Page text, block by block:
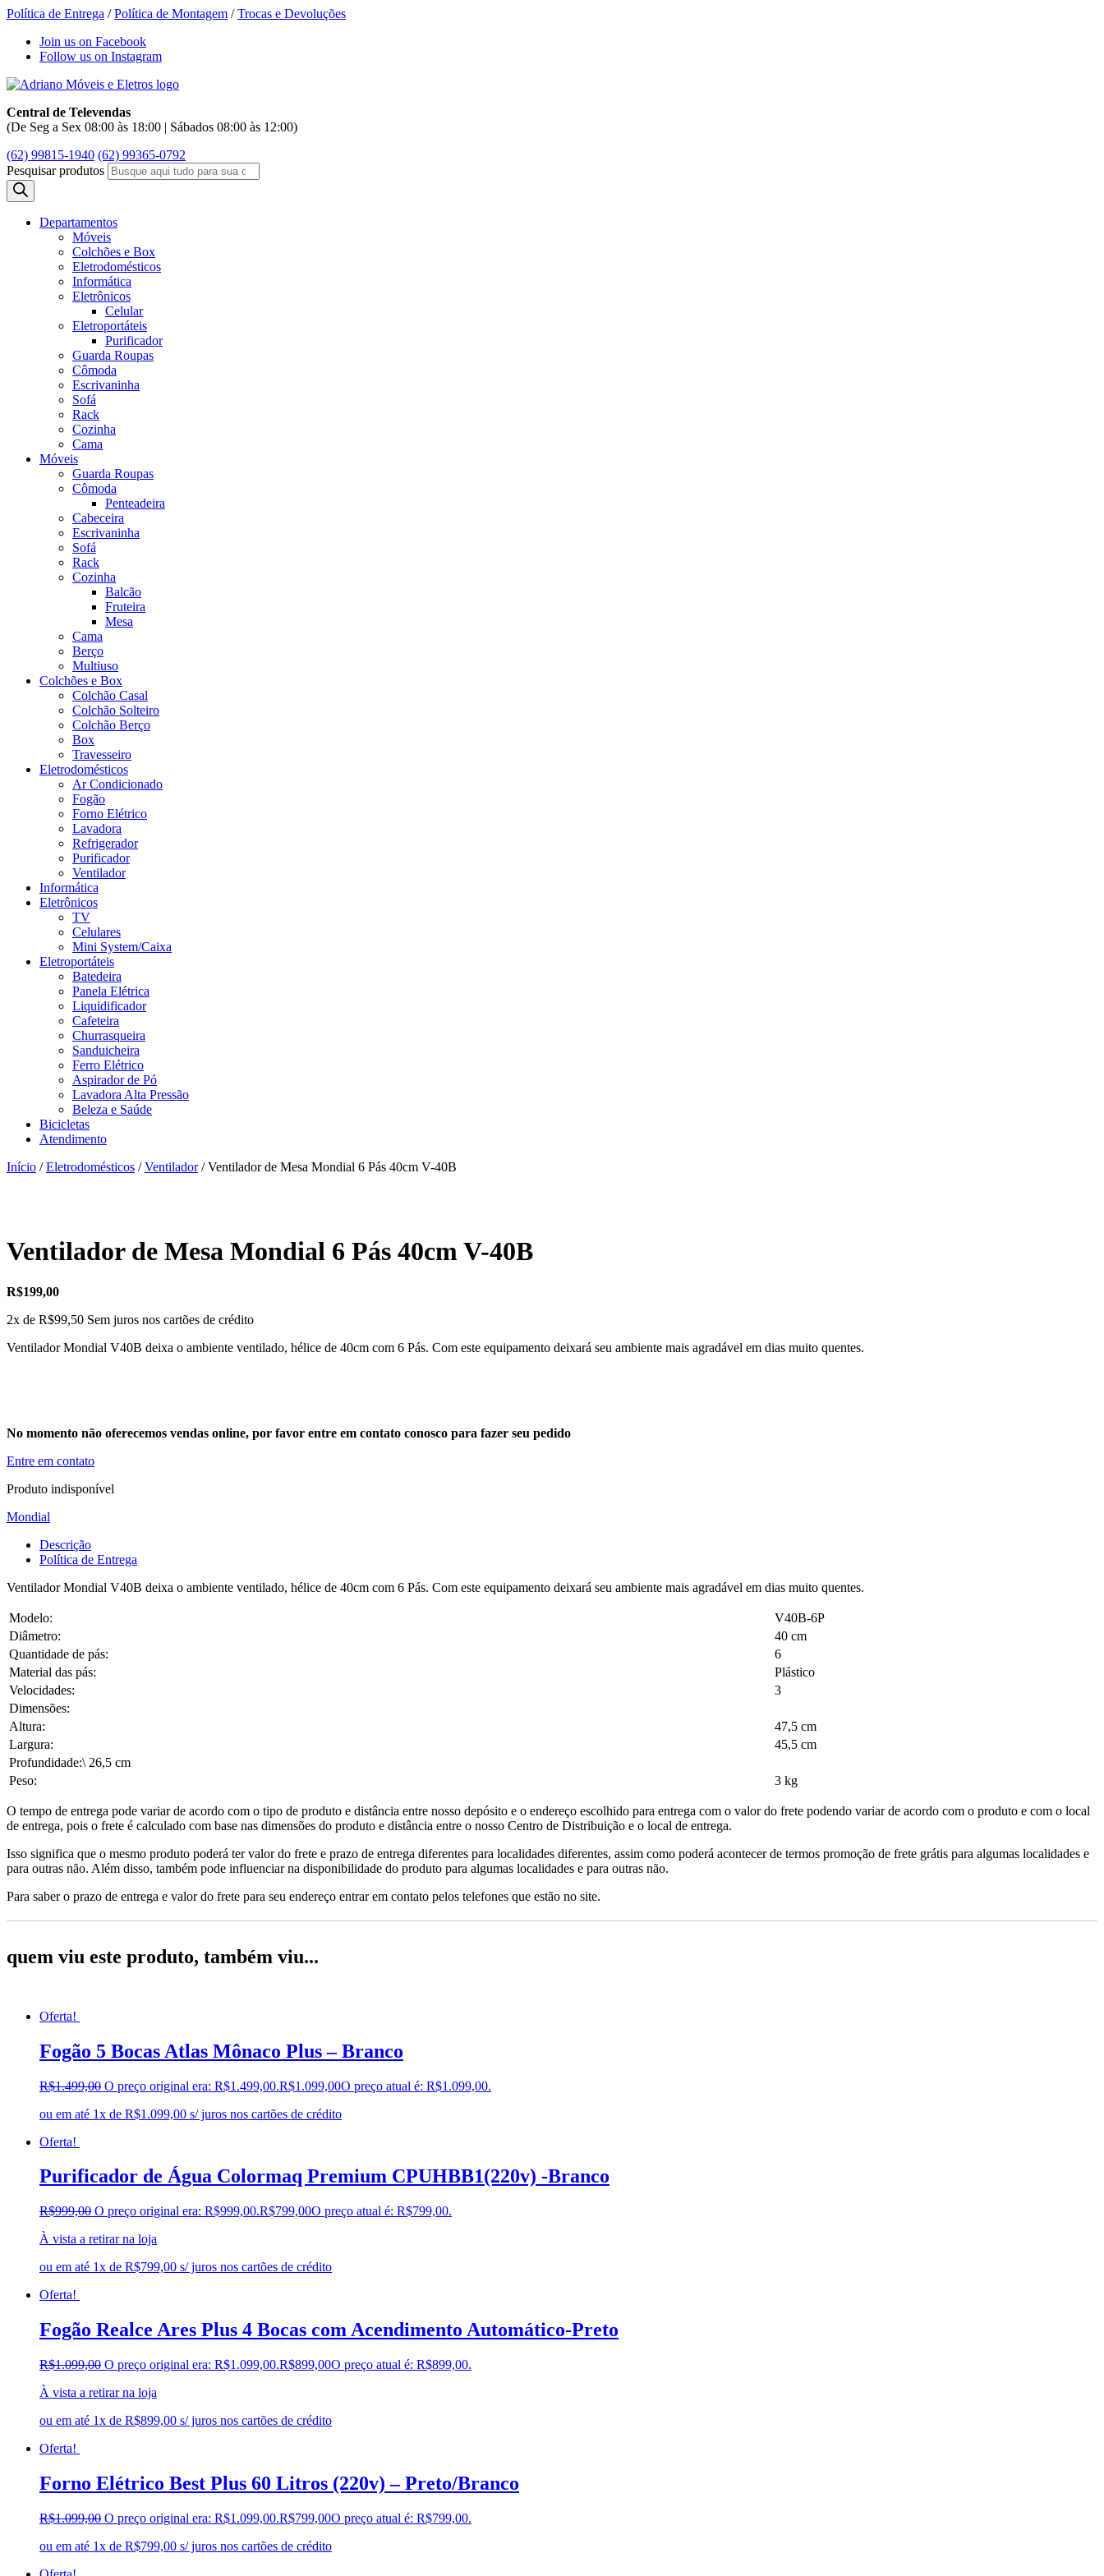
Política de Entrega /Política de Montagem /Trocas e Devoluções
Join us on Facebook
Follow us on Instagram
Central de Televendas
(De Seg a Sex 08:00 às 18:00 | Sábados 08:00 às 12:00)
(62) 99815-1940 (62) 99365-0792
Pesquisar produtos
Departamentos
Móveis
Colchões e Box
Eletrodomésticos
Informática
Eletrônicos
Celular
Eletroportáteis
Purificador
Guarda Roupas
Cômoda
Escrivaninha
Sofá
Rack
Cozinha
Cama
Móveis
Guarda Roupas
Cômoda
Penteadeira
Cabeceira
Escrivaninha
Sofá
Rack
Cozinha
Balcão
Fruteira
Mesa
Cama
Berço
Multiuso
Colchões e Box
Colchão Casal
Colchão Solteiro
Colchão Berço
Box
Travesseiro
Eletrodomésticos
Ar Condicionado
Fogão
Forno Elétrico
Lavadora
Refrigerador
Purificador
Ventilador
Informática
Eletrônicos
TV
Celulares
Mini System/Caixa
Eletroportáteis
Batedeira
Panela Elétrica
Liquidificador
Cafeteira
Churrasqueira
Sanduicheira
Ferro Elétrico
Aspirador de Pó
Lavadora Alta Pressão
Beleza e Saúde
Bicicletas
Atendimento
Início /Eletrodomésticos /Ventilador/ Ventilador de Mesa Mondial 6 Pás 40cm V-40B
Ventilador de Mesa Mondial 6 Pás 40cm V-40B
R$199,00
2x de R$99,50 Sem juros nos cartões de crédito
Ventilador Mondial V40B deixa o ambiente ventilado, hélice de 40cm com 6 Pás. Com este equipamento deixará seu ambiente mais agradável em dias muito quentes.
No momento não oferecemos vendas online, por favor entre em contato conosco para fazer seu pedido
Entre em contato
Produto indisponível
Mondial
Descrição
Política de Entrega
Ventilador Mondial V40B deixa o ambiente ventilado, hélice de 40cm com 6 Pás. Com este equipamento deixará seu ambiente mais agradável em dias muito quentes.
Modelo:
V40B-6P
Diâmetro:
40 cm
Quantidade de pás:
6
Material das pás:
Plástico
Velocidades:
3
Dimensões:
Altura:
47,5 cm
Largura:
45,5 cm
Profundidade:\ 26,5 cm
Peso:
3 kg
O tempo de entrega pode variar de acordo com o tipo de produto e distância entre nosso depósito e o endereço escolhido para entrega com o valor do frete podendo variar de acordo com o produto e com o local
de entrega, pois o frete é calculado com base nas dimensões do produto e distância entre o nosso Centro de Distribuição e o local de entrega.
Isso significa que o mesmo produto poderá ter valor do frete e prazo de entrega diferentes para localidades diferentes, assim como poderá acontecer de termos promoção de frete grátis para algumas localidades e
para outras não. Além disso, também pode influenciar na disponibilidade do produto para algumas localidades e para outras não.
Para saber o prazo de entrega e valor do frete para seu endereço entrar em contato pelos telefones que estão no site.
quem viu este produto, também viu...
Oferta!
Fogão 5 Bocas Atlas Mônaco Plus – Branco
R$1.499,00 O preço original era: R$1.499,00.R$1.099,00O preço atual é: R$1.099,00.
ou em até 1x de R$1.099,00 s/ juros nos cartões de crédito
Oferta!
Purificador de Água Colormaq Premium CPUHBB1(220v) -Branco
R$999,00 O preço original era: R$999,00.R$799,00O preço atual é: R$799,00.
À vista a retirar na loja
ou em até 1x de R$799,00 s/ juros nos cartões de crédito
Oferta!
Fogão Realce Ares Plus 4 Bocas com Acendimento Automático-Preto
R$1.099,00 O preço original era: R$1.099,00.R$899,00O preço atual é: R$899,00.
À vista a retirar na loja
ou em até 1x de R$899,00 s/ juros nos cartões de crédito
Oferta!
Forno Elétrico Best Plus 60 Litros (220v) – Preto/Branco
R$1.099,00 O preço original era: R$1.099,00.R$799,00O preço atual é: R$799,00.
ou em até 1x de R$799,00 s/ juros nos cartões de crédito